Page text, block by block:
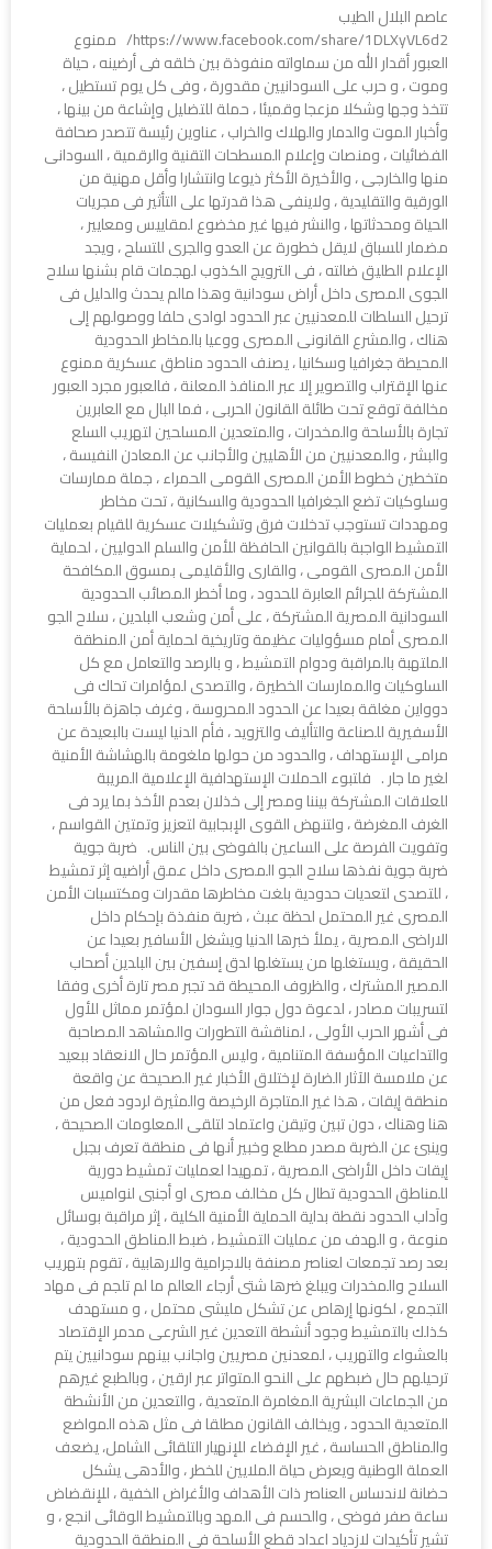
عاصم البلال الطيب
https://www.facebook.com/share/1DLXyVL6d2/ ممنوع
العبور أقدار الله من سماواته منفوذة بين خلقه فى أرضينه ، حياة
وموت ، و حرب على السودانيين مقدورة ، وفى كل يوم تستطيل ،
تتخذ وجها وشكلا مزعجا وقميئا ، حملة للتضليل وإشاعة من بينها ،
وأخبار الموت والدمار والهلاك والخراب ، عناوين رئيسة تتصدر صحافة
الفضائيات ، ومنصات وإعلام المسطحات التقنية والرقمية ، السودانى
منها والخارجى ، والأخيرة الأكثر ذيوعا وانتشارا وأقل مهنية من
الورقية والتقليدية ، ولاينفى هذا قدرتها على التأثير فى مجريات
الحياة ومحدثاتها ، والنشر فيها غير مخضوع لمقاييس ومعايير ،
مضمار للسباق لايقل خطورة عن العدو والجرى للتسلح ، ويجد
الإعلام الطليق ضالته ، فى الترويج الكذوب لهجمات قام بشنها سلاح
الجوى المصرى داخل أراض سودانية وهذا مالم يحدث والدليل فى
ترحيل السلطات للمعدنيين عبر الحدود لوادى حلفا ووصولهم إلى
هناك ، والمشرع القانونى المصرى ووعيا بالمخاطر الحدودية
المحيطة جغرافيا وسكانيا ، يصنف الحدود مناطق عسكرية ممنوع
عنها الإقتراب والتصوير إلا عبر المنافذ المعلنة ، فالعبور مجرد العبور
مخالفة توقع تحت طائلة القانون الحربى ، فما البال مع العابرين
تجارة بالأسلحة والمخدرات ، والمتعدين المسلحين لتهريب السلع
والبشر ، والمعدنيين من الأهليين والأجانب عن المعادن النفيسة ،
متخطين خطوط الأمن المصرى القومى الحمراء ، جملة ممارسات
وسلوكيات تضع الجغرافيا الحدودية والسكانية ، تحت مخاطر
ومهددات تستوجب تدخلات فرق وتشكيلات عسكرية للقيام بعمليات
التمشيط الواجبة بالقوانين الحافظة للأمن والسلم الدوليين ، لحماية
الأمن المصرى القومى ، والقارى والأقليمى بمسوق المكافحة
المشتركة للجرائم العابرة للحدود ، وما أخطر المصائب الحدودية
السودانية المصرية المشتركة ، على أمن وشعب البلدين ، سلاح الجو
المصرى أمام مسؤوليات عظيمة وتاريخية لحماية أمن المنطقة
الملتهبة بالمراقبة ودوام التمشيط ، و بالرصد والتعامل مع كل
السلوكيات والممارسات الخطيرة ، والتصدى لمؤامرات تحاك فى
دوواين مغلقة بعيدا عن الحدود المحروسة ، وغرف جاهزة بالأسلحة
الأسفيرية للصناعة والتأليف والتزويد ، فأم الدنيا ليست بالبعيدة عن
مرامى الإستهداف ، والحدود من حولها ملغومة بالهشاشة الأمنية
لغير ما جار . فلتبوء الحملات الإستهدافية الإعلامية المريبة
للعلاقات المشتركة بيننا ومصر إلى خذلان بعدم الأخذ بما يرد فى
الغرف المغرضة ، ولتنهض القوى الإبجابية لتعزيز وتمتين القواسم ،
وتفويت الفرصة على الساعين بالفوضى بين الناس. ضربة جوية
ضربة جوية نفذها سلاح الجو المصرى داخل عمق أراضيه إثر تمشيط
، للتصدى لتعديات حدودية بلغت مخاطرها مقدرات ومكتسبات الأمن
المصرى غير المحتمل لحظة عبث ، ضربة منفذة بإحكام داخل
الاراضى المصرية ، يملأ خبرها الدنيا ويشغل الأسافير بعيدا عن
الحقيقة ، ويستغلها من يستغلها لدق إسفين بين البلدين أصحاب
المصير المشترك ، والظروف المحيطة قد تجبر مصر تارة أخرى وفقا
لتسريبات مصادر ، لدعوة دول جوار السودان لمؤتمر مماثل للأول
فى أشهر الحرب الأولى ، لمناقشة التطورات والمشاهد المصاحبة
والتداعيات المؤسفة المتنامية ، وليس المؤتمر حال الانعقاد ببعيد
عن ملامسة الآثار الضارة لإختلاق الأخبار غير الصحيحة عن واقعة
منطقة إيقات ، هذا غير المتاجرة الرخيصة والمثيرة لردود فعل من
هنا وهناك ، دون تبين وتيقن واعتماد لتلقى المعلومات الصحيحة ،
وينبئ عن الضربة مصدر مطلع وخبير أنها فى منطقة تعرف بجبل
إيقات داخل الأراضى المصرية ، تمهيدا لعمليات تمشيط دورية
للمناطق الحدودية تطال كل مخالف مصرى او أجنبى لنواميس
وآداب الحدود نقطة بداية الحماية الأمنية الكلية ، إثر مراقبة بوسائل
منوعة ، و الهدف من عمليات التمشيط ، ضبط المناطق الحدودية ،
بعد رصد تجمعات لعناصر مصنفة بالاجرامية والارهابية ، تقوم بتهريب
السلاح والمخدرات ويبلغ ضرها شتى أرجاء العالم ما لم تلجم فى مهاد
التجمع ، لكونها إرهاص عن تشكل مليشى محتمل ، و مستهدف
كذلك بالتمشيط وجود أنشطة التعدين غير الشرعى مدمر الإقتصاد
بالعشواء والتهريب ، لمعدنين مصريين واجانب بينهم سودانيين يتم
ترحيلهم حال ضبطهم على النحو المتواتر عبر ارقين ، وبالطبع غيرهم
من الجماعات البشرية المغامرة المتعدية ، والتعدين من الأنشطة
المتعدية الحدود ، ويخالف القانون مطلقا فى مثل هذه المواضع
والمناطق الحساسة ، غير الإفضاء للإنهيار التلقائى الشامل، يضعف
العملة الوطنية ويعرض حياة الملايين للخطر ، والأدهى يشكل
حضانة لاندساس العناصر ذات الأهداف والأغراض الخفية ، للإنقضاض
ساعة صفر فوضى ، والحسم فى المهد وبالتمشيط الوقائى انجع ، و
تشير تأكيدات لازدياد اعداد قطع الأسلحة فى المنطقة الحدودية